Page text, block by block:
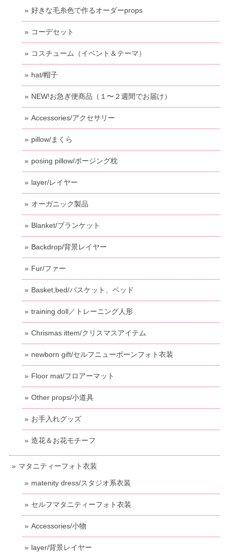
好きな毛糸色で作るオーダーprops
コーデセット
コスチューム（イベント＆テーマ）
hat/帽子
NEW!お急ぎ便商品（１〜２週間でお届け）
Accessories/アクセサリー
pillow/まくら
posing pillow/ポージング枕
layer/レイヤー
オーガニック製品
Blanket/ブランケット
Backdrop/背景レイヤー
Fur/ファー
Basket,bed/バスケット、ベッド
training doll／トレーニング人形
Chrismas ittem/クリスマスアイテム
newborn gift/セルフニューボーンフォト衣装
Floor mat/フロアーマット
Other props/小道具
お手入れグッズ
造花＆お花モチーフ
マタニティーフォト衣装
matenity dress/スタジオ系衣装
セルフマタニティーフォト衣装
Accessories/小物
layer/背景レイヤー